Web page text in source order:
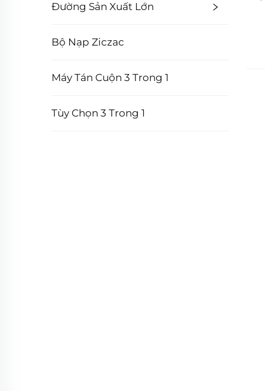
Đường Sản Xuất Lớn
Bộ Nạp Ziczac
Máy Tán Cuộn 3 Trong 1
Tùy Chọn 3 Trong 1